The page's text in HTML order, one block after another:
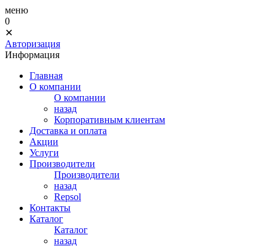
меню
0
✕
Авторизация
Информация
Главная
О компании
О компании
назад
Корпоративным клиентам
Доставка и оплата
Акции
Услуги
Производители
Производители
назад
Repsol
Контакты
Каталог
Каталог
назад